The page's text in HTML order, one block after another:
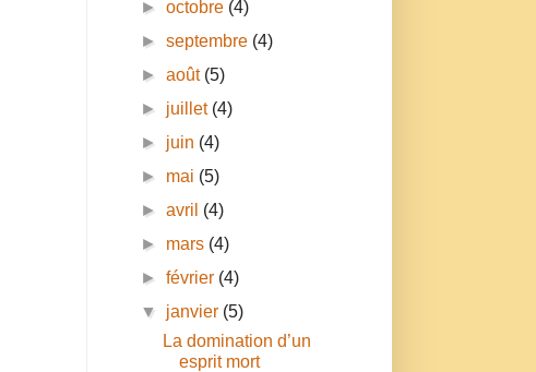
►octobre (4)
►septembre (4)
►août (5)
► juillet (4)
► juin (4)
► mai (5)
►avril (4)
► mars (4)
►février (4)
▼ janvier (5)
La domination d’un
esprit mort